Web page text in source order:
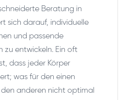
Beratung in
sich darauf, individuelle
und passende
zu entwickeln. Ein oft
dass jeder Körper
was für den einen
anderen nicht optimal